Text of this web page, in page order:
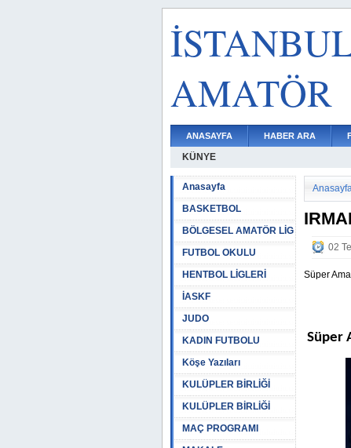
AMATÖR
ANASAYFA HABER ARA
KÜNYE
Anasayfa
BASKETBOL
BÖLGESEL AMATÖR LİG
FUTBOL OKULU
HENTBOL LİGLERİ
İASKF
JUDO
KADIN FUTBOLU
Köşe Yazıları
KULÜPLER BİRLİĞİ
KULÜPLER BİRLİĞİ
MAÇ PROGRAMI
02
Süper
Süper